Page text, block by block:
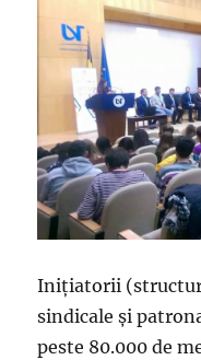
Inițiatorii
sindicale și
peste 80.000 de